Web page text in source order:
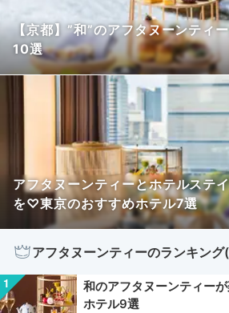
【京都】”和”のアフタヌーンティ
10選
アフタヌーンティーとホテルステ
を♡東京のおすすめホテル7選
アフタヌーンティーのランキング
和のアフタヌーンティー
ホテル9選